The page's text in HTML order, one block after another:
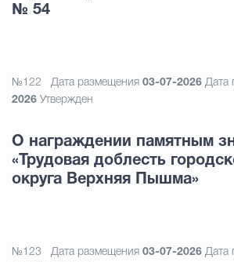
№ 54
№122 Дата размещения 03-07-2026 Дата
2026 Утвержден
О награждении памятным
«Трудовая доблесть
округа Верхняя Пышма»
№123 Дата размещения 03-07-2026 Дата